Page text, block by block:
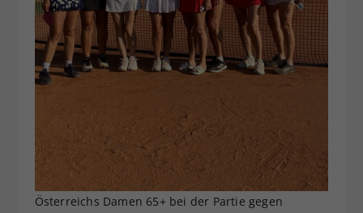
Österreichs Damen 65+ bei der Partie gegen